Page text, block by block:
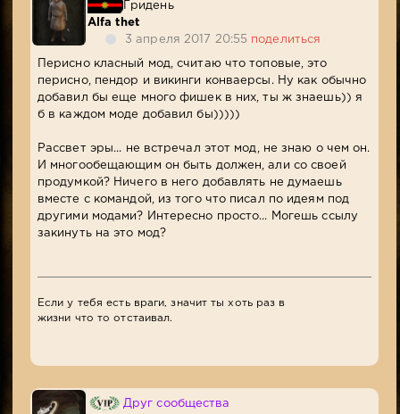
Гридень
Alfa thet
3 апреля 2017 20:55
поделиться
Перисно класный мод, считаю что топовые, это
перисно, пендор и викинги конваерсы. Ну как обычно
добавил бы еще много фишек в них, ты ж знаешь)) я
б в каждом моде добавил бы)))))
Рассвет эры... не встречал этот мод, не знаю о чем он.
И многообещающим он быть должен, али со своей
продумкой? Ничего в него добавлять не думаешь
вместе с командой, из того что писал по идеям под
другими модами? Интересно просто... Могешь ссылу
закинуть на это мод?
Если у тебя есть враги, значит ты хоть раз в
жизни что то отстаивал.
Друг сообщества